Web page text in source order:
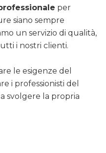
per
siano sempre
un servizio di qualità,
i nostri clienti.
le esigenze del
i professionisti del
svolgere la propria